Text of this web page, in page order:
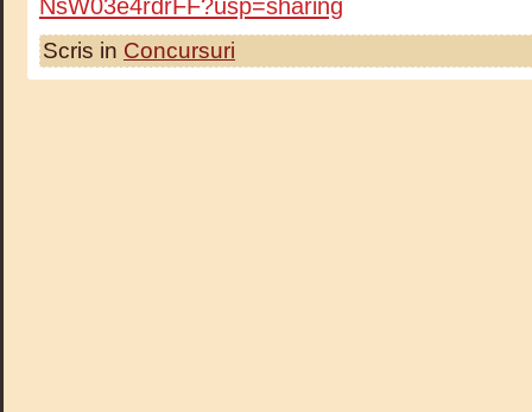
NsW03e4rdrFF?usp=sharing
Scris in Concursuri